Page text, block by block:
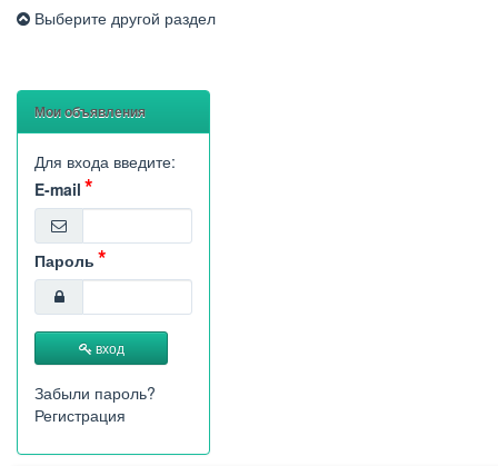
Выберите другой раздел
Мои объявления
Для входа введите:
E-mail
Пароль
вход
Забыли пароль?
Регистрация